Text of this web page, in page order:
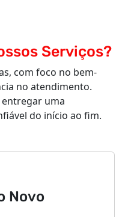
Serviços?
com foco no bem-
no atendimento.
uma
do início ao fim.
Novo